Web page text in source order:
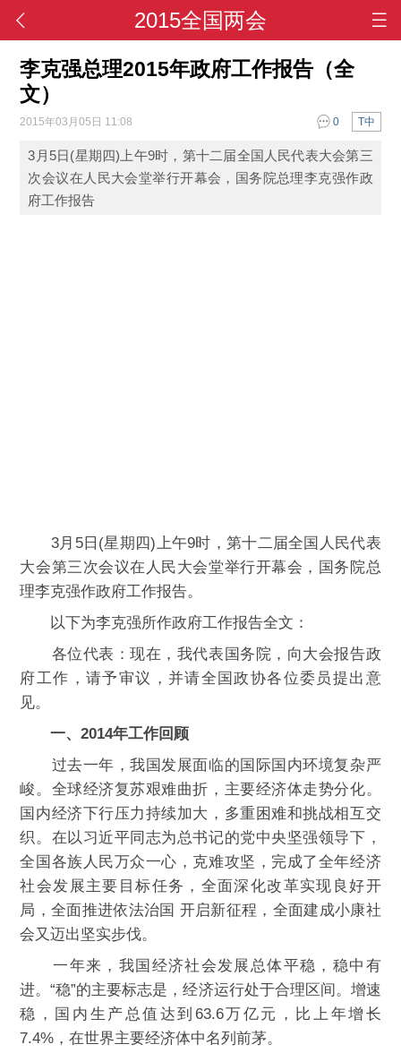
2015全国两会
李克强总理2015年政府工作报告（全
文）
2015年03月05日 11:08 T中
0
3月5日(星期四)上午9时，第十二届全国人民代表大会第三
次会议在人民大会堂举行开幕会，国务院总理李克强作政
府工作报告
3月5日(星期四)上午9时，第十二届全国人民代表
大会第三次会议在人民大会堂举行开幕会，国务院总
理李克强作政府工作报告。
以下为李克强所作政府工作报告全文：
各位代表：现在，我代表国务院，向大会报告政
府工作，请予审议，并请全国政协各位委员提出意
见。
一、2014年工作回顾
过去一年，我国发展面临的国际国内环境复杂严
峻。全球经济复苏艰难曲折，主要经济体走势分化。
国内经济下行压力持续加大，多重困难和挑战相互交
织。在以习近平同志为总书记的党中央坚强领导下，
全国各族人民万众一心，克难攻坚，完成了全年经济
社会发展主要目标任务，全面深化改革实现良好开
局，全面推进依法治国 开启新征程，全面建成小康社
会又迈出坚实步伐。
一年来，我国经济社会发展总体平稳，稳中有
进。“稳”的主要标志是，经济运行处于合理区间。增速
稳，国内生产总值达到63.6万亿元，比上年增长
7.4%，在世界主要经济体中名列前茅。